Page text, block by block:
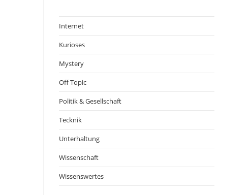
Internet
Kurioses
Mystery
Off Topic
Politik & Gesellschaft
Tecknik
Unterhaltung
Wissenschaft
Wissenswertes